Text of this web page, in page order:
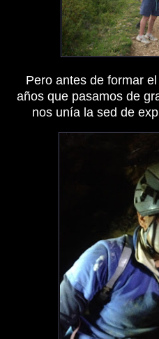
Pero antes de formar
años que pasamos de
nos unía la sed de